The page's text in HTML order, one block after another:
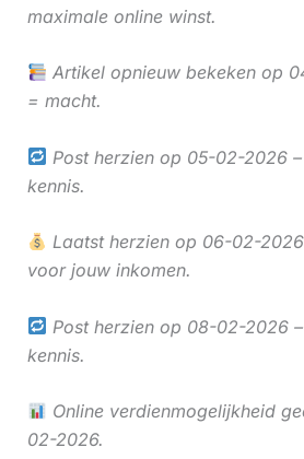
maximale online winst.
Artikel opnieuw bekeken op
= macht.
Post herzien op 05-02-2026
kennis.
Laatst herzien op 06-02-
voor jouw inkomen.
Post herzien op 08-02-2026
kennis.
Online verdienmogelijkheid
02-2026.